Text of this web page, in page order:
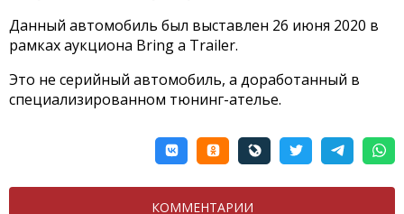
Данный автомобиль был выставлен 26 июня 2020 в
рамках аукциона Bring a Trailer.
Это не серийный автомобиль, а доработанный в
специализированном тюнинг-ателье.
КОММЕНТАРИИ